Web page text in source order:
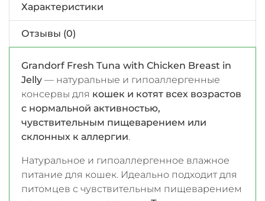
Характеристики
Отзывы (0)
Grandorf Fresh Tuna with Chicken Breast in
Jelly — натуральные и гипоаллергенные
консервы для кошек и котят всех возрастов
с нормальной активностью,
чувствительным пищеварением или
склонных к аллергии.
Натуральное и гипоаллергенное влажное
питание для кошек. Идеально подходит для
питомцев с чувствительным пищеварением